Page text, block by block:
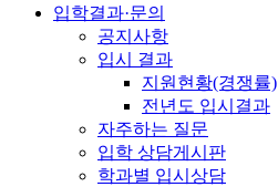
입학결과·문의
공지사항
입시 결과
지원현황(경쟁률)
전년도 입시결과
자주하는 질문
입학 상담게시판
학과별 입시상담